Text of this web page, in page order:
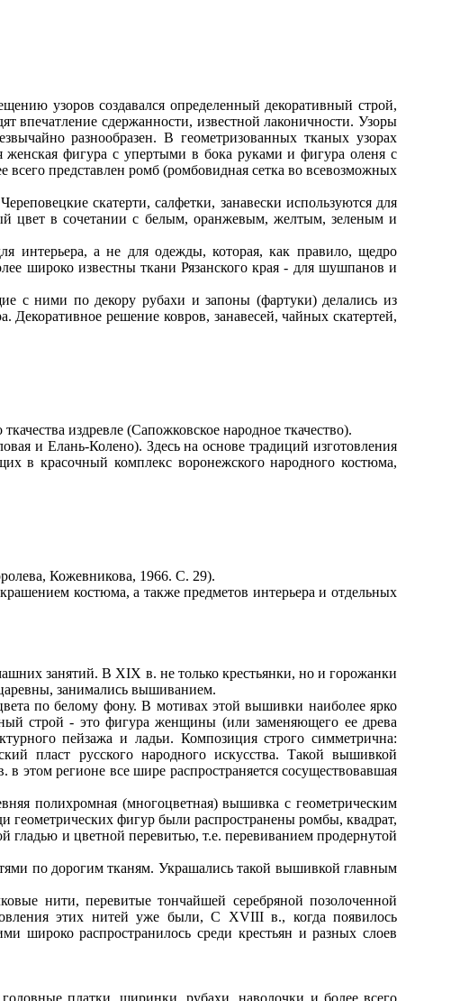
узоров создавался определенный декоративный строй,
впечатление сдержанности, известной лаконичности. Узоры
разнообразен. В геометризованных тканых узорах
фигура с упертыми в бока руками и фигура оленя с
представлен ромб (ромбовидная сетка во всевозможных
скатерти, салфетки, занавески используются для
цвет в сочетании с белым, оранжевым, желтым, зеленым и
интерьера, а не для одежды, которая, как правило, щедро
широко известны ткани Рязанского края - для шушпанов и
ними по декору рубахи и запоны (фартуки) делались из
Декоративное решение ковров, занавесей, чайных скатертей,
издревле (Сапожковское народное ткачество).
и Елань-Колено). Здесь на основе традиций изготовления
в красочный комплекс воронежского народного костюма,
Кожевникова, 1966. С. 29).
костюма, а также предметов интерьера и отдельных
занятий. В XIX в. не только крестьянки, но и горожанки
занимались вышиванием.
по белому фону. В мотивах этой вышивки наиболее ярко
строй - это фигура женщины (или заменяющего ее древа
пейзажа и ладьи. Композиция строго симметрична:
пласт русского народного искусства. Такой вышивкой
этом регионе все шире распространяется сосуществовавшая
полихромная (многоцветная) вышивка с геометрическим
фигур были распространены ромбы, квадрат,
и цветной перевитью, т.е. перевиванием продернутой
по дорогим тканям. Украшались такой вышивкой главным
нити, перевитые тончайшей серебряной позолоченной
этих нитей уже были, С XVIII в., когда появилось
широко распространилось среди крестьян и разных слоев
платки, ширинки, рубахи, наволочки и более всего